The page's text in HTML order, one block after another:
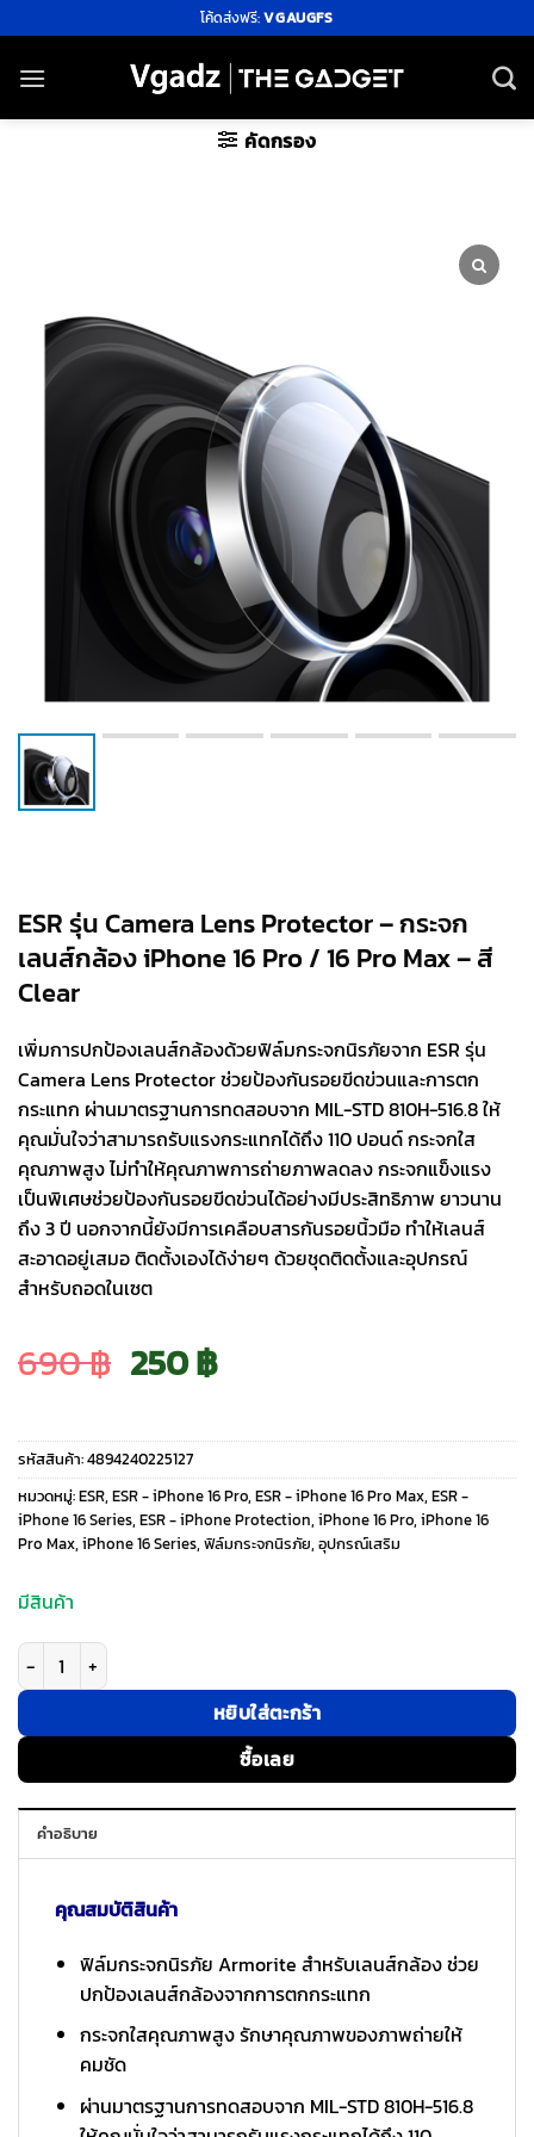
ไป
ยัง
โค้ดส่งฟรี:VGAUGFS
คัดกรอง
ESR รุ่น Camera Lens Protector – กระจก
เลนส์กล้อง iPhone 16 Pro / 16 Pro Max – สี
Clear
เพิ่มการปกป้องเลนส์กล้องด้วยฟิล์มกระจกนิรภัยจาก ESR รุ่น
Camera Lens Protector ช่วยป้องกันรอยขีดข่วนและการตก
กระแทก ผ่านมาตรฐานการทดสอบจาก MIL-STD 810H-516.8 ให้
คุณมั่นใจว่าสามารถรับแรงกระแทกได้ถึง 110 ปอนด์ กระจกใส
คุณภาพสูง ไม่ทำให้คุณภาพการถ่ายภาพลดลง กระจกแข็งแรง
เป็นพิเศษช่วยป้องกันรอยขีดข่วนได้อย่างมีประสิทธิภาพ ยาวนาน
ถึง 3 ปี นอกจากนี้ยังมีการเคลือบสารกันรอยนิ้วมือ ทำให้เลนส์
สะอาดอยู่เสมอ ติดตั้งเองได้ง่ายๆ ด้วยชุดติดตั้งและอุปกรณ์
สำหรับถอดในเซต
690฿ Original
price
was:
690 ฿.
250฿Current
price
is:
250 ฿.
รหัสสินค้า:4894240225127
หมวดหมู่:ESR, ESR - iPhone 16 Pro, ESR - iPhone 16 Pro Max, ESR -
iPhone 16 Series, ESR - iPhone Protection, iPhone 16 Pro, iPhone 16
Pro Max, iPhone 16 Series, ฟิล์มกระจกนิรภัย, อุปกรณ์เสริม
มีสินค้า
จำนวน ESR รุ่น Camera Lens Protector - กระจกเลนส์กล้อง iPhone 16
หยิบใส่ตะกร้า
ซื้อเลย
คำอธิบาย
คุณสมบัติสินค้า
ฟิล์มกระจกนิรภัย Armorite สำหรับเลนส์กล้อง ช่วย
ปกป้องเลนส์กล้องจากการตกกระแทก
กระจกใสคุณภาพสูง รักษาคุณภาพของภาพถ่ายให้
คมชัด
ผ่านมาตรฐานการทดสอบจาก MIL-STD 810H-516.8